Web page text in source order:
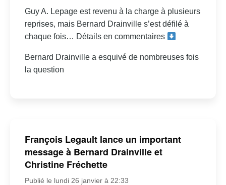
Guy A. Lepage est revenu à la charge à plusieurs
reprises, mais Bernard Drainville s’est défilé à
chaque fois… Détails en commentaires
Bernard Drainville a esquivé de nombreuses fois
la question
François Legault lance un important
message à Bernard Drainville et
Christine Fréchette
Publié le lundi 26 janvier à 22:33